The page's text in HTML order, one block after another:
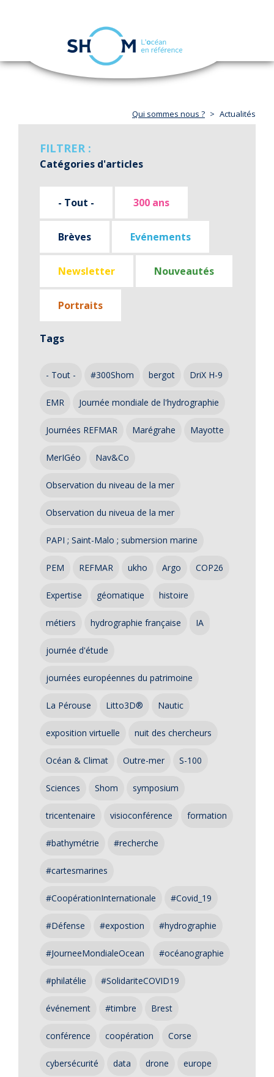
Aller
navigation
Qui sommes nous ? Actualités
FILTRER :
Catégories d'articles
- Tout - 300 ans
Brèves Evénements
Newsletter Nouveautés
Portraits
Tags
- Tout - #300Shom bergot DriX H-9
EMR Journée mondiale de l'hydrographie
Journées REFMAR Marégrahe Mayotte
MerIGéo Nav&Co
Observation du niveau de la mer
Observation du niveua de la mer
PAPI ; Saint-Malo ; submersion marine
PEM REFMAR ukho Argo COP26
Expertise géomatique histoire
métiers hydrographie française IA
journée d'étude
journées européennes du patrimoine
La Pérouse Litto3D® Nautic
exposition virtuelle nuit des chercheurs
Océan & Climat Outre-mer S-100
Sciences Shom symposium
tricentenaire visioconférence formation
#bathymétrie #recherche
#cartesmarines
#CoopérationInternationale #Covid_19
#Défense #expostion #hydrographie
#JourneeMondialeOcean #océanographie
#philatélie #SolidariteCOVID19
événement #timbre Brest
conférence coopération Corse
cybersécurité data drone europe